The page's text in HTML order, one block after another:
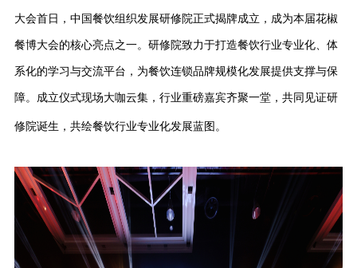
大会首日， 中国餐饮组织发展研修院正式揭牌成立，成为本届花椒
餐博大会的核心亮点之一。研修院致力于打造餐饮行业专业化、体
系化的学习与交流平台，为餐饮连锁品牌规模化发展提供支撑与保
障。成立仪式现场大咖云集，行业重磅嘉宾齐聚一堂，共同见证研
修院诞生，共绘餐饮行业专业化发展蓝图。